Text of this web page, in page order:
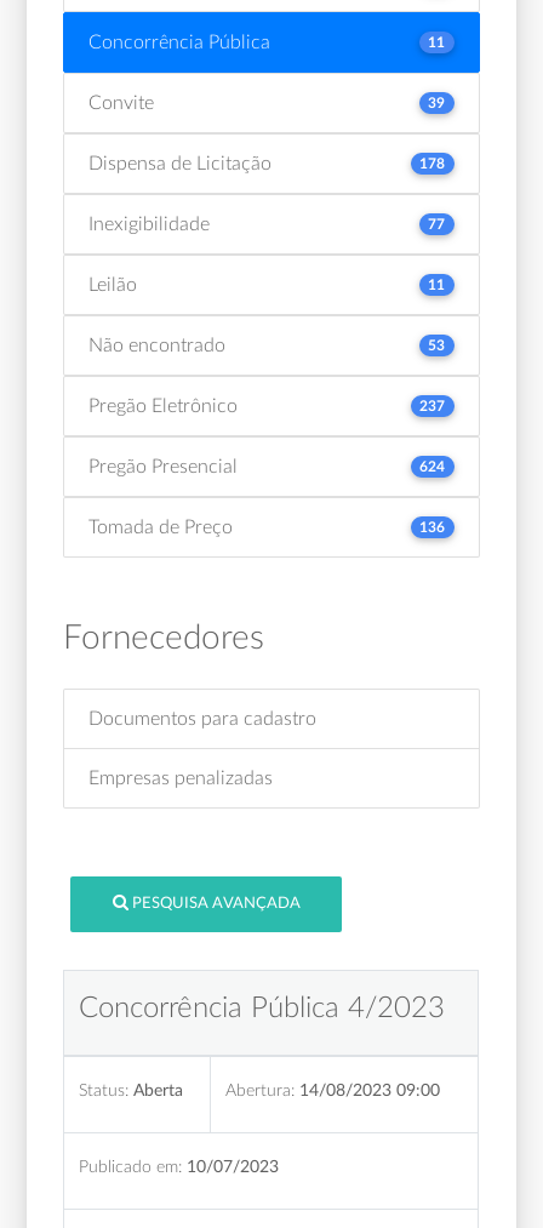
Concorrência Pública 11
Convite 39
Dispensa de Licitação 178
Inexigibilidade 77
Leilão 11
Não encontrado 53
Pregão Eletrônico 237
Pregão Presencial 624
Tomada de Preço 136
Fornecedores
Documentos para cadastro
Empresas penalizadas
PESQUISA AVANÇADA
Concorrência Pública 4/2023
Status: Aberta Abertura: 14/08/2023 09:00
Publicado em: 10/07/2023